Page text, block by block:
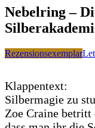
Nebelring –
Rezensionsexemplar
Klappentext:
Silbermagie zu
Zoe Craine betritt